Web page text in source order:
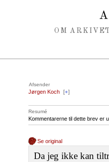
OM
Afsender
Jørgen Koch [+]
Resumé
Kommentarerne til dette brev er
Se original
Da jeg ikke kan